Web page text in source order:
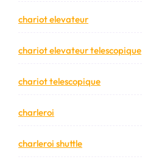
chariot elevateur
chariot elevateur telescopique
chariot telescopique
charleroi
charleroi shuttle